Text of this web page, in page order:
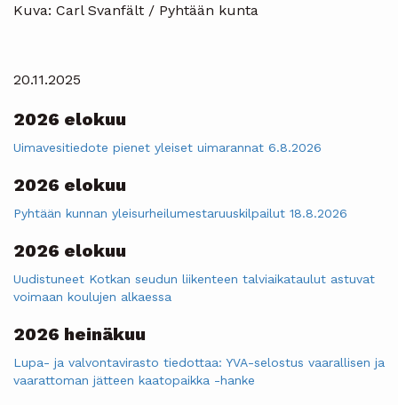
Kuva: Carl Svanfält / Pyhtään kunta
20.11.2025
2026 elokuu
Uimavesitiedote pienet yleiset uimarannat 6.8.2026
2026 elokuu
Pyhtään kunnan yleisurheilumestaruuskilpailut 18.8.2026
2026 elokuu
Uudistuneet Kotkan seudun liikenteen talviaikataulut astuvat
voimaan koulujen alkaessa
2026 heinäkuu
Lupa- ja valvontavirasto tiedottaa: YVA-selostus vaarallisen ja
vaarattoman jätteen kaatopaikka -hanke